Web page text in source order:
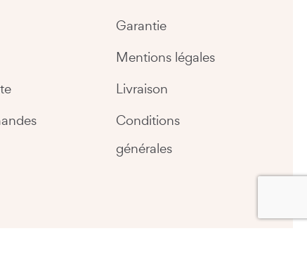
Garantie
Mentions légales
Livraison
Conditions
générales